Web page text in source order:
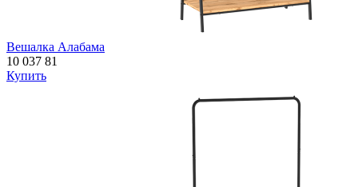
Вешалка Алабама
10 037 81
Купить